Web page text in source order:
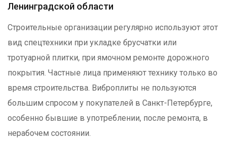
Ленинградской области
Строительные организации регулярно используют этот
вид спецтехники при укладке брусчатки или
тротуарной плитки, при ямочном ремонте дорожного
покрытия. Частные лица применяют технику только во
время строительства. Виброплиты не пользуются
большим спросом у покупателей в Санкт-Петербурге,
особенно бывшие в употреблении, после ремонта, в
нерабочем состоянии.